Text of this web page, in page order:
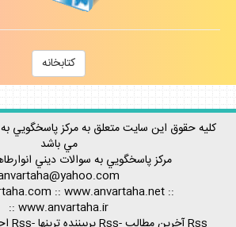
كتابخانه
كليه حقوق اين سايت متعلق به مركز پاسخگويي به
مي باشد
مركز پاسخگويي به سوالات ديني
:: www.anvartaha.net::
www.anvartaha.ir
::